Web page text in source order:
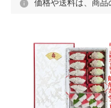
価格や送料は、商品